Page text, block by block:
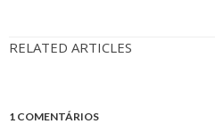
RELATED ARTICLES
1 COMENTÁRIOS